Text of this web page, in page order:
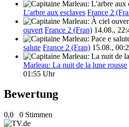
L'arbre aux esclaves France 2
ouvert France 2 (Fran) 14.08.,
salute France 2 (Fran) 15.08.,
Marleau: La nuit de la lune rousse
01:55 Uhr
Bewertung
0,0 0 Stimmen